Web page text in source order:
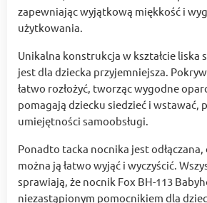
zapewniając wyjątkową miękkość i
użytkowania.
Unikalna konstrukcja w kształcie liska
jest dla dziecka przyjemniejsza.
łatwo rozłożyć, tworząc wygodne
pomagają dziecku siedzieć i wstawać,
umiejętności samoobsługi.
Ponadto tacka nocnika jest odłączana,
można ją łatwo wyjąć i wyczyścić.
sprawiają, że nocnik Fox BH-113
niezastąpionym pomocnikiem dla